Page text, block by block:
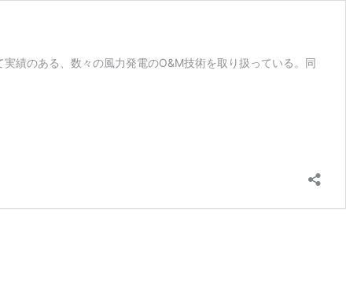
績のある、数々の風力発電のO&M技術を取り扱っている。同